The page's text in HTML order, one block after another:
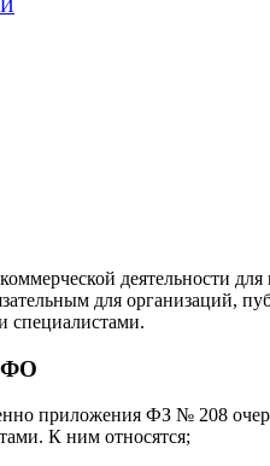
деятельности
для организаций,
специалистами.
приложения ФЗ № 208
К ним относятся;